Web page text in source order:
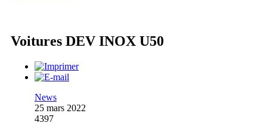
Voitures DEV INOX U50
News
25 mars 2022
4397